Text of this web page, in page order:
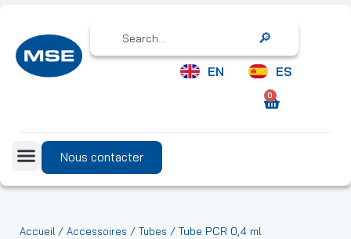
Search
EN ES
0
Nous contacter
Accueil / Accessoires / Tubes / Tube PCR 0,4 ml